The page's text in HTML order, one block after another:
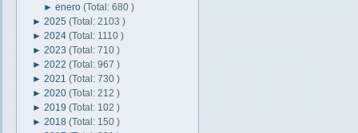
►enero(Total: 680 )
► 2025 (Total: 2103 )
► 2024 (Total: 1110 )
► 2023 (Total: 710 )
► 2022 (Total: 967 )
► 2021 (Total: 730 )
► 2020 (Total: 212 )
► 2019 (Total: 102 )
► 2018 (Total: 150 )